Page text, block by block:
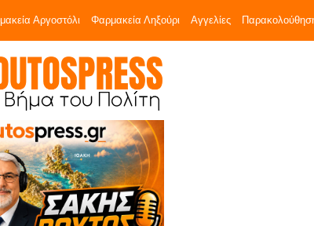
Αργοστόλι Φαρμακεία Ληξούρι Αγγελίες